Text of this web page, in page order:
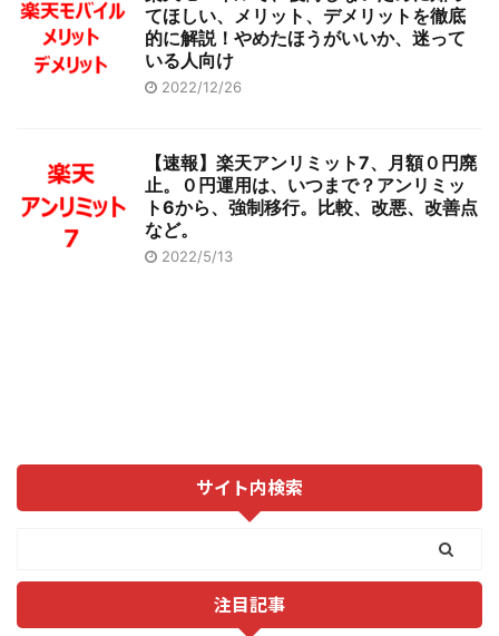
てほしい、メリット、デメリットを徹底
的に解説！やめたほうがいいか、迷って
いる人向け
2022/12/26
【速報】楽天アンリミット7、月額０円廃
止。０円運用は、いつまで？アンリミッ
ト6から、強制移行。比較、改悪、改善点
など。
2022/5/13
サイト内検索
注目記事